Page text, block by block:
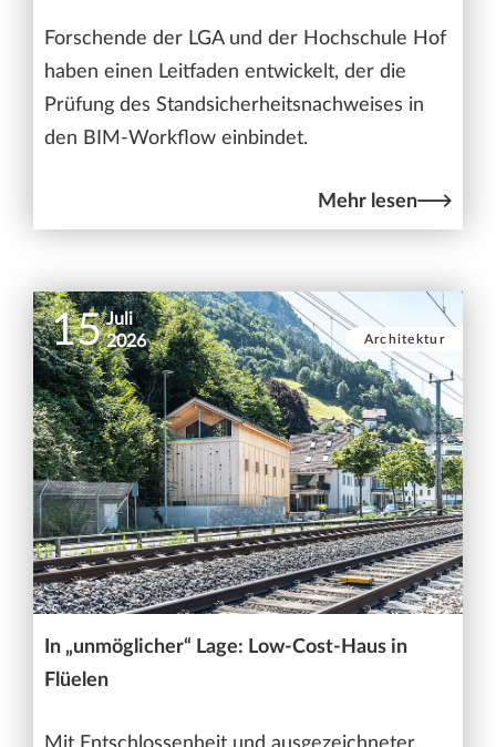
Forschende der LGA und der Hochschule Hof
haben einen Leitfaden entwickelt, der die
Prüfung des Standsicherheitsnachweises in
den BIM-Workflow einbindet.
Mehr lesen
15 Juli
2026
Architektur
In „unmöglicher“ Lage: Low-Cost-Haus in
Flüelen